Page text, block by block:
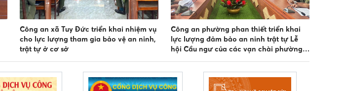
Công an xã Tuy Đức triển khai nhiệm vụ
cho lực lượng tham gia bảo vệ an ninh,
trật tự ở cơ sở
Công an phường phan thiết triển khai
lực lượng đảm bảo an ninh trật tự Lễ
hội Cầu ngư của các vạn chài phường